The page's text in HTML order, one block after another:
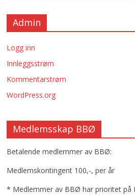
Admin
Logg inn
Innleggsstrøm
Kommentarstrøm
WordPress.org
Medlemsskap BBØ
Betalende medlemmer av BBØ:
Medlemskontingent 100,-, per år
* Medlemmer av BBØ har prioritet på